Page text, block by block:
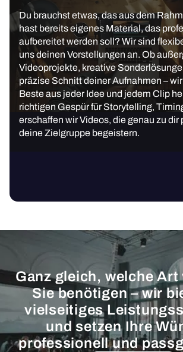
Du brauchst etwas, das aus dem
hast bereits eigenes Material, das
aufbereitet werden soll? Wir sind
uns deinen Vorstellungen an. Ob
Videoprojekte, kreative
präzise Schnitt deiner Aufnahmen –
Beste aus jeder Idee und jedem Clip
richtigen Gespür für Storytelling,
erschaffen wir Videos, die genau zu dir
deine Zielgruppe begeistern.
Ganz gleich, welche Art
Sie benötigen – wir
vielseitiges
und setzen Ihre
professionell und